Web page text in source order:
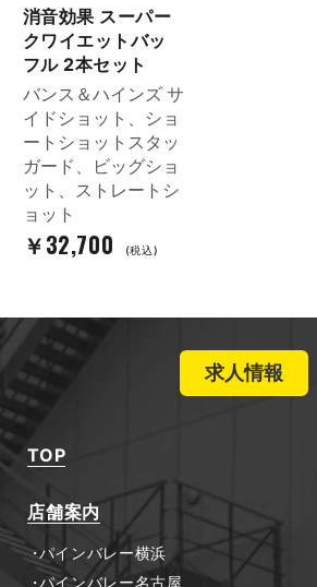
消音効果 スーパー
クワイエットバッ
フル 2本セット
バンス＆ハインズ サ
イドショット、ショ
ートショットスタッ
ガード、ビッグショ
ット、ストレートシ
ョット
￥32,700 (税込)
求人情報
TOP
店舗案内
パインバレー横浜
パインバレー名古屋